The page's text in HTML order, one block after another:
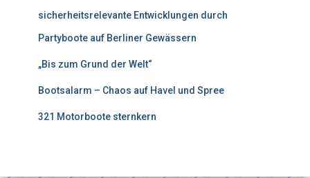
sicherheitsrelevante Entwicklungen durch
Partyboote auf Berliner Gewässern
„Bis zum Grund der Welt“
Bootsalarm – Chaos auf Havel und Spree
321 Motorboote sternkern